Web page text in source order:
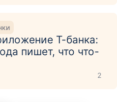
Т-банка:
пишет, что что-
2